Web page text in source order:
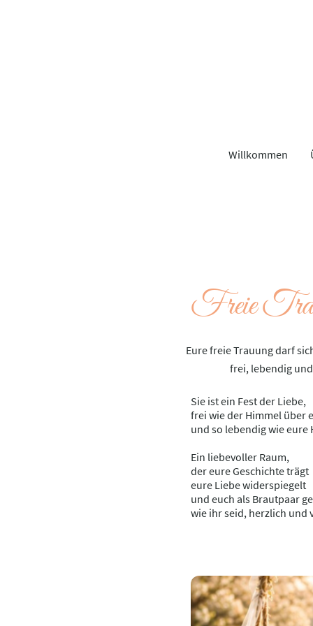
Willkommen
Freie
Eure freie Trauung darf
frei, lebendig
Sie ist ein Fest der Liebe,
frei wie der Himmel über
und so lebendig wie eure
Ein liebevoller Raum,
der eure Geschichte trägt
eure Liebe widerspiegelt
und euch als Brautpaar
wie ihr seid, herzlich und